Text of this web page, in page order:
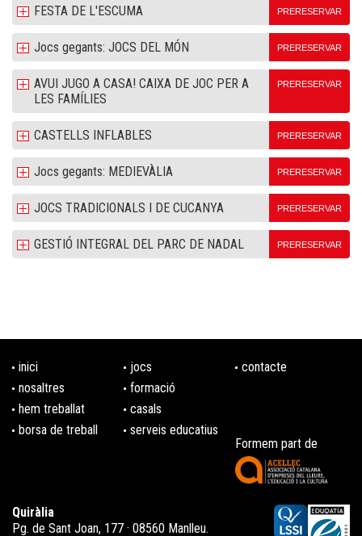
FESTA DE L'ESCUMA PRERESERVAR
Jocs gegants: JOCS DEL MÓN PRERESERVAR
AVUI JUGO A CASA! CAIXA DE JOC PER A
LES FAMÍLIES
PRERESERVAR
CASTELLS INFLABLES PRERESERVAR
Jocs gegants: MEDIEVÀLIA PRERESERVAR
JOCS TRADICIONALS I DE CUCANYA PRERESERVAR
GESTIÓ INTEGRAL DEL PARC DE NADAL PRERESERVAR
inici
nosaltres
hem treballat
borsa de treball
jocs
formació
casals
serveis educatius
contacte
Formem part de
Quiràlia
Pg. de Sant Joan, 177 · 08560 Manlleu.